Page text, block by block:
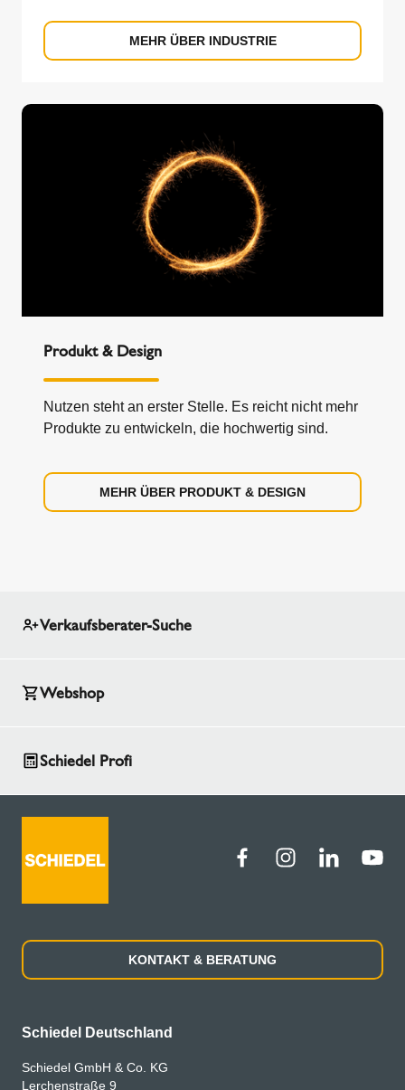
MEHR ÜBER INDUSTRIE
Produkt & Design
Nutzen steht an erster Stelle. Es reicht nicht mehr
Produkte zu entwickeln, die hochwertig sind.
MEHR ÜBER PRODUKT & DESIGN
Verkaufsberater-Suche
Webshop
Schiedel Profi
KONTAKT & BERATUNG
Schiedel Deutschland
Schiedel GmbH & Co. KG
Lerchenstraße 9